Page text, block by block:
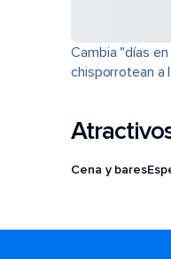
Cambia "días
chisporrotean a
Cena y bares